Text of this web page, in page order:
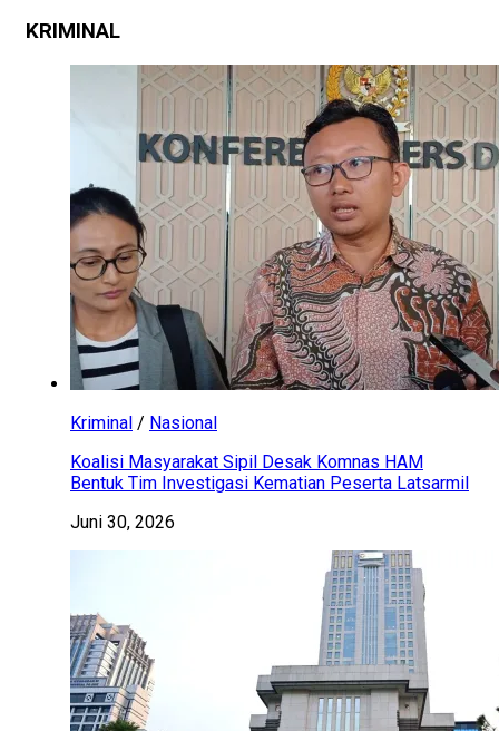
KRIMINAL
Kriminal / Nasional
Koalisi Masyarakat Sipil Desak Komnas HAM
Bentuk Tim Investigasi Kematian Peserta Latsarmil
Juni 30, 2026